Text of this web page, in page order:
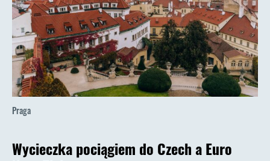
Praga
Wycieczka pociągiem do Czech a Euro